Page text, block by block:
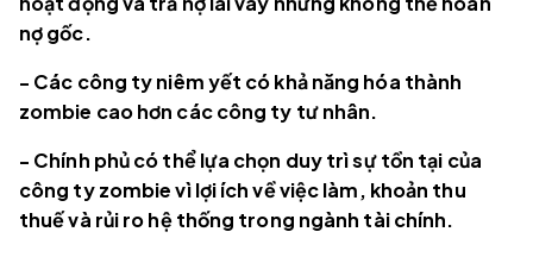
nợ gốc.
- Các công ty niêm yết có khả năng hóa thành
zombie cao hơn các công ty tư nhân.
- Chính phủ có thể lựa chọn duy trì sự tồn tại của
công ty zombie vì lợi ích về việc làm, khoản thu
thuế và rủi ro hệ thống trong ngành tài chính.